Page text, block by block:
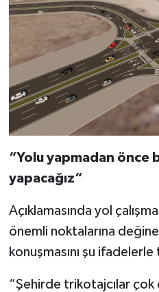
“Yolu yapmadan önce
yapacağız“
Açıklamasında yol
önemli noktalarına
konuşmasını şu ifadelerle
“Şehirde trikotajcılar çok